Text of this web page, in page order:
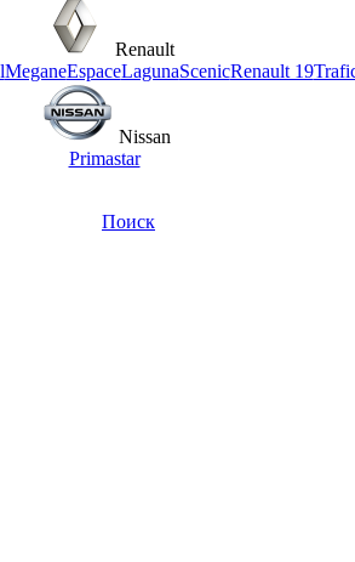
Renault
MeganeEspaceLagunaScenicRenault 19
Nissan
Primastar
Поиск